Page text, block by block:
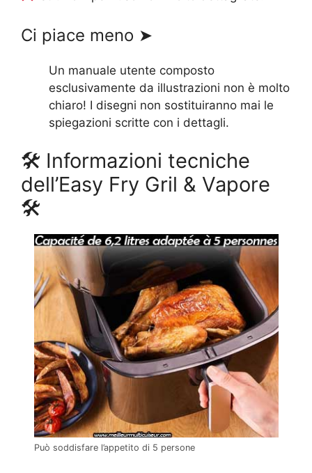
Ci piace meno ➤
Un manuale utente composto
esclusivamente da illustrazioni non è molto
chiaro! I disegni non sostituiranno mai le
spiegazioni scritte con i dettagli.
🛠 Informazioni tecniche
dell’Easy Fry Gril & Vapore
🛠
Può soddisfare l’appetito di 5 persone